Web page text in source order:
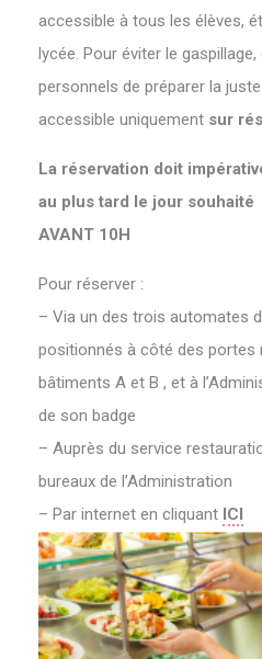
accessible à tous les élèves,
lycée. Pour éviter le
personnels de préparer la
accessible uniquement sur
La réservation doit
au plus tard le jour souhaité
AVANT 10H
Pour réserver :
– Via un des trois automates
positionnés à côté des portes
bâtiments A et B , et à
de son badge
– Auprès du service
bureaux de l’Administration
– Par internet en cliquant ICI